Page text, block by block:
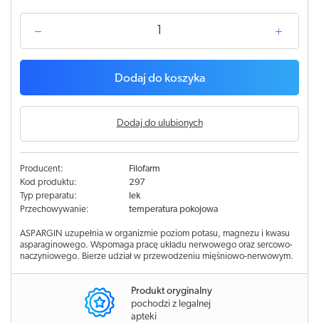
Dodaj do koszyka
Dodaj do ulubionych
Producent:
Filofarm
Kod produktu:
297
Typ preparatu:
lek
Przechowywanie:
temperatura pokojowa
ASPARGIN uzupełnia w organizmie poziom potasu, magnezu i kwasu
asparaginowego. Wspomaga pracę układu nerwowego oraz sercowo-
naczyniowego. Bierze udział w przewodzeniu mięśniowo-nerwowym.
Produkt oryginalny
pochodzi z legalnej
apteki